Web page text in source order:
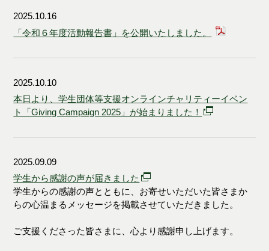
2025.10.16
「令和６年度活動報告書」を公開いたしました。
2025.10.10
本日より、学生団体等支援オンラインチャリティーイベン
ト「Giving Campaign 2025」が始まりました！
2025.09.09
学生から感謝の声が届きました
学生からの感謝の声とともに、 お寄せいただいた皆さまか
らの心温まるメッセージを掲載させていただきました。
ご支援くださった皆さまに、心より感謝申し上げます。